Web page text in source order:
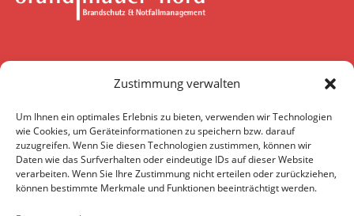
Zustimmung verwalten
Um Ihnen ein optimales Erlebnis zu bieten, verwenden wir Technologien
wie Cookies, um Geräteinformationen zu speichern bzw. darauf
zuzugreifen. Wenn Sie diesen Technologien zustimmen, können wir
Daten wie das Surfverhalten oder eindeutige IDs auf dieser Website
verarbeiten. Wenn Sie Ihre Zustimmung nicht erteilen oder zurückziehen,
können bestimmte Merkmale und Funktionen beeinträchtigt werden.
Wendenstraße 375
20537 Hamburg
Kontakt
Telefon:040 / 253 06 21-0
E-Mail:
info@brandmauer-nord.de